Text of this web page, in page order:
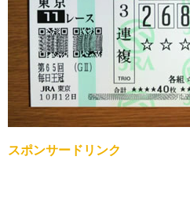
スポンサードリンク